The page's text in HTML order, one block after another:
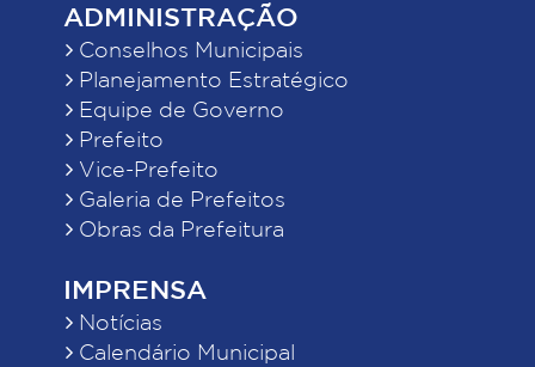
ADMINISTRAÇÃO
Conselhos Municipais
Planejamento Estratégico
Equipe de Governo
Prefeito
Vice-Prefeito
Galeria de Prefeitos
Obras da Prefeitura
IMPRENSA
Notícias
Calendário Municipal